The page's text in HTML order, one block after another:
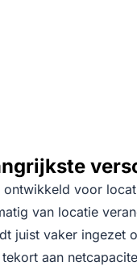
ontwikkeld voor
van locatie
juist vaker ingezet
aan